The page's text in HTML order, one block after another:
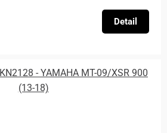
Detail
- YAMAHA MT-09/XSR 900
(13-18)